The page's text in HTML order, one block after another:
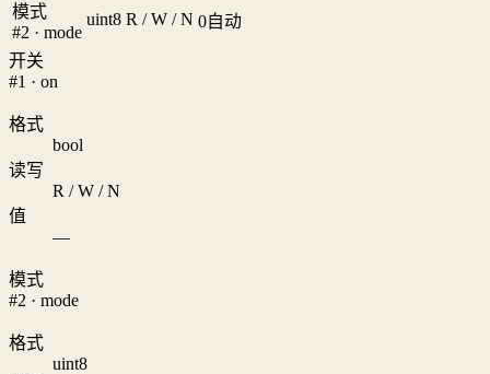
模式
#2 · mode
uint8 R / W / N 0自动
开关
#1 · on
格式
bool
读写
R / W / N
值
—
模式
#2 · mode
格式
uint8